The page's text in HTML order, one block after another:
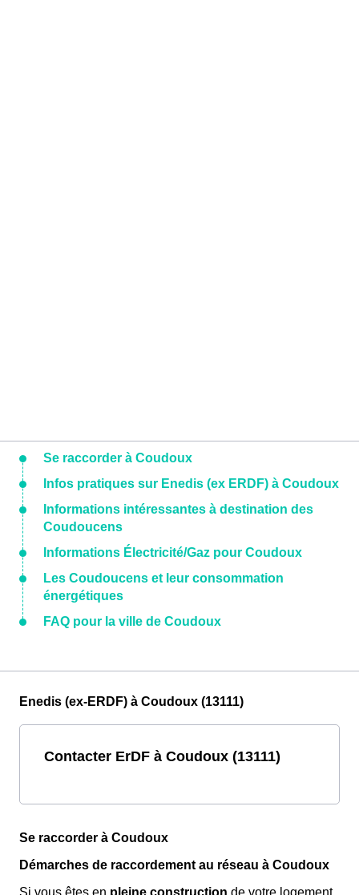
Se raccorder à Coudoux
Infos pratiques sur Enedis (ex ERDF) à Coudoux
Informations intéressantes à destination des
Coudoucens
Informations Électricité/Gaz pour Coudoux
Les Coudoucens et leur consommation
énergétiques
FAQ pour la ville de Coudoux
Enedis (ex-ERDF) à Coudoux (13111)
Contacter ErDF à Coudoux (13111)
Se raccorder à Coudoux
Démarches de raccordement au réseau à Coudoux